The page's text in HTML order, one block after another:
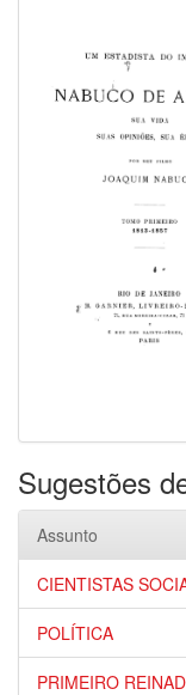
Sugestões
Assunto
CIENTISTAS
POLÍTICA
PRIMEIRO